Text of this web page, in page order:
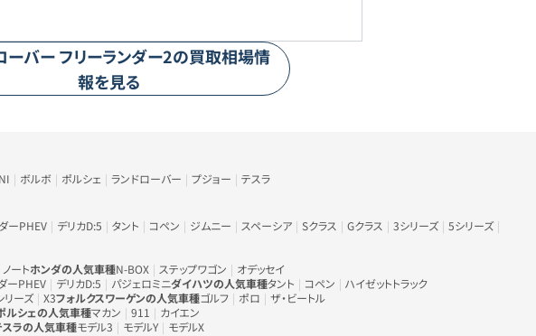
ーバーフリーランダー2の買取相場情
報を見る
ボルボ ポルシェ ランドローバー プジョー
テスラ
ーPHEV デリカD:5 タント コペン ジムニー スペーシア Sクラス Gクラス 3シリーズ
5シリーズ
ノートホンダの人気車種N-BOX ステップワゴン
オデッセイ
ーPHEV デリカD:5 パジェロミニダイハツの人気車種タント コペン
ハイゼットトラック
リーズ X3フォルクスワーゲンの人気車種ゴルフ ポロ
ザ・ビートル
ルシェの人気車種マカン 911
カイエン
スラの人気車種モデル3 モデルY モデルX